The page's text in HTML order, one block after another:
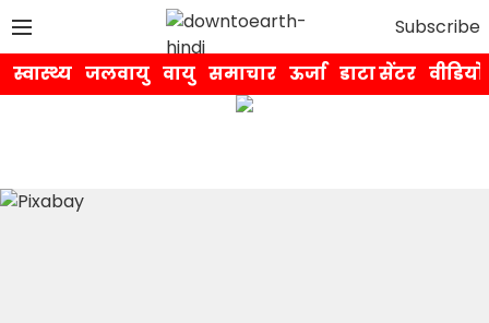
Subscribe
स्वास्थ्य जलवायु वायु समाचार ऊर्जा डाटा सेंटर वीडियो